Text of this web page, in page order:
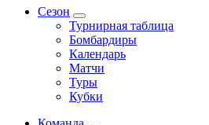
Сезон
Турнирная таблица
Бомбардиры
Календарь
Матчи
Туры
Кубки